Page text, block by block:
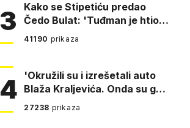
3
Kako se Stipetiću predao
Čedo Bulat: 'Tuđman je htio
da se prerušim u ženu'
41190 prikaza
4
'Okružili su i izrešetali auto
Blaža Kraljevića. Onda su ga
vukli po cesti'
27238 prikaza